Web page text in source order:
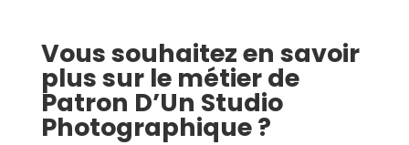
Vous souhaitez en savoir
plus sur le métier de
Patron D’Un Studio
Photographique ?